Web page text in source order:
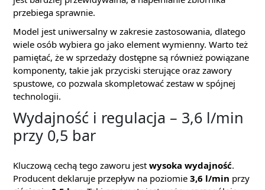
przebiega sprawnie.
Model jest uniwersalny w zakresie zastosowania, dlatego
wiele osób wybiera go jako element wymienny. Warto też
pamiętać, że w sprzedaży dostępne są również powiązane
komponenty, takie jak przyciski sterujące oraz zawory
spustowe, co pozwala skompletować zestaw w spójnej
technologii.
Wydajność i regulacja – 3,6 l/min
przy 0,5 bar
Kluczową cechą tego zaworu jest wysoka wydajność.
Producent deklaruje przepływ na poziomie 3,6 l/min przy